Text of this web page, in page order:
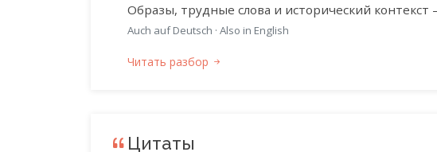
Образы, трудные слова и исторический
Auch auf Deutsch · Also in English
Читать разбор
Цитаты